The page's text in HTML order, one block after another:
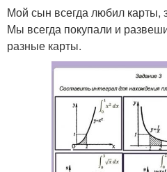
Мой сын всегда любил карты,
Мы всегда покупали и
разные карты.